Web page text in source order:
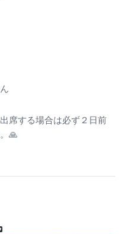
席する場合は必ず２日前
🙏